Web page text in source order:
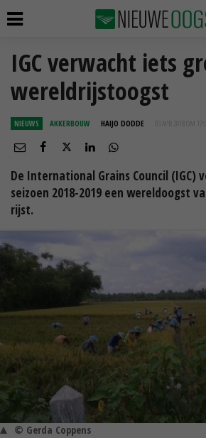
IGC verwacht iets
wereldrijstoogst
NIEUWS AKKERBOUW HAIJO DODDE 03 APR 2018 OM
De International Grains Council (IGC)
seizoen 2018-2019 een wereldoogst
rijst.
© Gerda Coppens